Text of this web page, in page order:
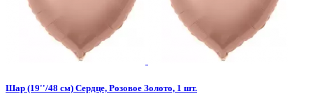
Шар (19''/48 см) Сердце, Розовое Золото, 1 шт.